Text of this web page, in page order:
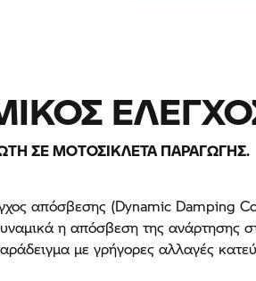
ΣΕ ΜΟΤΟΣΙΚΛΕΤΑ ΠΑΡΑΓΩΓΗΣ.
απόσβεσης (Dynamic Damping
η απόσβεση της ανάρτησης
με γρήγορες αλλαγές